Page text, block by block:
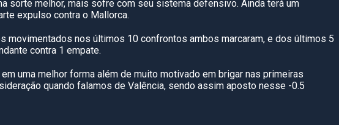
sorte melhor, mais sofre com seu sistema defensivo. Ainda terá um
expulso contra o Mallorca.
movimentados nos últimos 10 confrontos ambos marcaram, e dos últimos 5
contra 1 empate.
uma melhor forma além de muito motivado em brigar nas primeiras
quando falamos de Valência, sendo assim aposto nesse -0.5